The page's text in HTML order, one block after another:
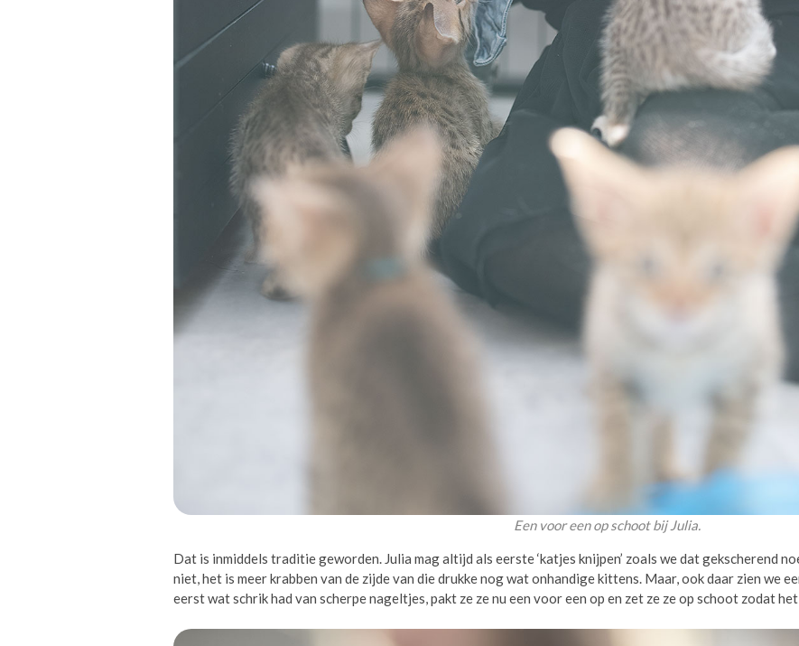
Een voor een op schoot bij Julia.
Dat is inmiddels traditie geworden. Julia mag altijd als eerste ‘katjes knijpen’ zoals we dat gekscherend
niet, het is meer krabben van de zijde van die drukke nog wat onhandige kittens. Maar, ook daar zien we
eerst wat schrik had van scherpe nageltjes, pakt ze ze nu een voor een op en zet ze ze op schoot zodat